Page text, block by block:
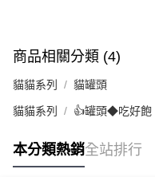
商品相關分類 (4)
貓貓系列 貓罐頭
貓貓系列 👍罐頭◆吃好飽
本分類熱銷全站排行